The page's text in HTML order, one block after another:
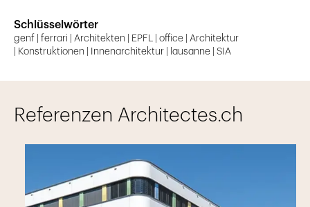
Schlüsselwörter
genf | ferrari | Architekten | EPFL | office | Architektur
| Konstruktionen | Innenarchitektur | lausanne | SIA
Referenzen Architectes.ch